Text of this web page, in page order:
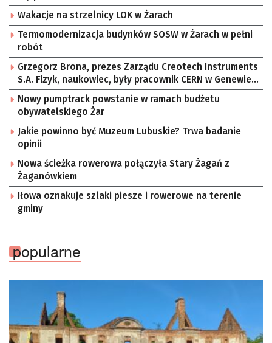
Wakacje na strzelnicy LOK w Żarach
Termomodernizacja budynków SOSW w Żarach w pełni
robót
Grzegorz Brona, prezes Zarządu Creotech Instruments
S.A. Fizyk, naukowiec, były pracownik CERN w Genewie,
przedsiębiorca i nauczyciel akademicki, doktor
habilitowany nauk fizycznych, koordynator Rady
Sektorowej ds. Kompetencji Przemysłu Lotniczo-
Kosmicznego oraz członek Komitetu Badań
Kosmicznych i Satelitarnych PAN.
Nowy pumptrack powstanie w ramach budżetu
obywatelskiego Żar
Jakie powinno być Muzeum Lubuskie? Trwa badanie
opinii
Nowa ścieżka rowerowa połączyła Stary Żagań z
Żaganówkiem
Iłowa oznakuje szlaki piesze i rowerowe na terenie
gminy
popularne